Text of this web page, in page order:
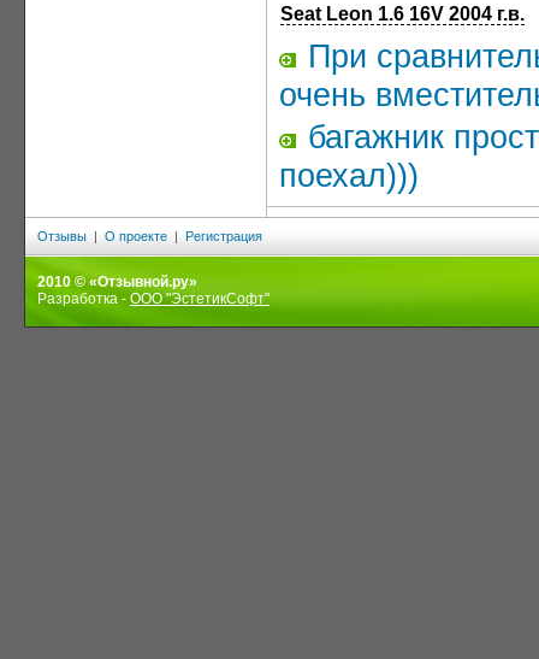
Seat Leon 1.6 16V 2004 г.в.
При
очень
багажник
поехал)))
Отзывы | О проекте | Регистрация
2010 © «Отзывной.ру»
Разработка - ООО "ЭстетикСофт"